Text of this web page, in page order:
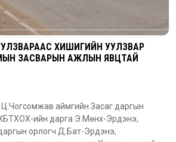
ХИШИГИЙН УУЛЗВАР
ЗАСВАРЫН АЖЛЫН ЯВЦТАЙ
аймгийн Засаг даргын
ийн дарга Э.Мөнх-Эрдэнэ,
орлогч Д.Бат-Эрдэнэ,